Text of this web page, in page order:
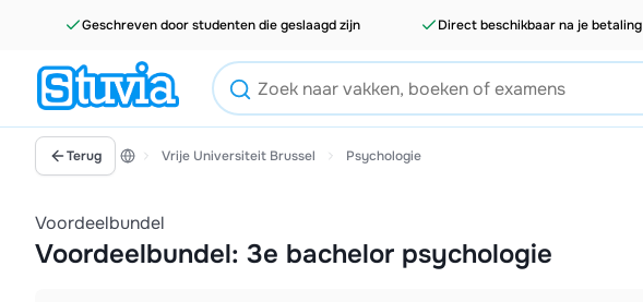
Geschreven door studenten die geslaagd zijn Direct beschikbaar na je betaling
Terug Vrije Universiteit Brussel Psychologie
Voordeelbundel
Voordeelbundel: 3e bachelor psychologie